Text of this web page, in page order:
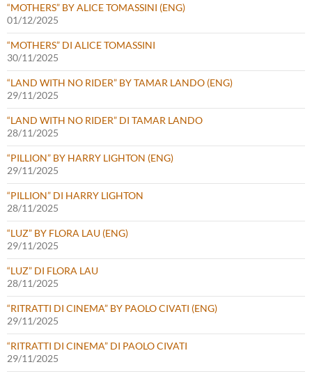
“MOTHERS” BY ALICE TOMASSINI (ENG)
01/12/2025
“MOTHERS” DI ALICE TOMASSINI
30/11/2025
“LAND WITH NO RIDER” BY TAMAR LANDO (ENG)
29/11/2025
“LAND WITH NO RIDER” DI TAMAR LANDO
28/11/2025
“PILLION” BY HARRY LIGHTON (ENG)
29/11/2025
“PILLION” DI HARRY LIGHTON
28/11/2025
“LUZ” BY FLORA LAU (ENG)
29/11/2025
“LUZ” DI FLORA LAU
28/11/2025
“RITRATTI DI CINEMA” BY PAOLO CIVATI (ENG)
29/11/2025
“RITRATTI DI CINEMA” DI PAOLO CIVATI
29/11/2025